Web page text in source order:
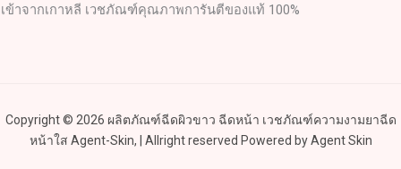
เข้าจากเกาหลี เวชภัณฑ์คุณภาพการันตีของแท้ 100%
Copyright © 2026 ผลิตภัณฑ์ฉีดผิวขาว ฉีดหน้า เวชภัณฑ์ความงามยาฉีด
หน้าใส Agent-Skin, | Allright reserved Powered by Agent Skin